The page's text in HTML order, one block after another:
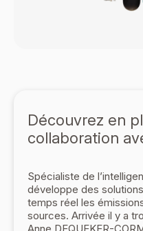
Découvrez en
collaboration
Spécialiste de
développe des
temps réel les
sources. Arrivée il y a